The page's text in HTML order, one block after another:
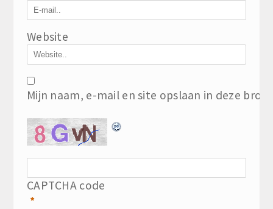
Website
Mijn naam, e-mail en site opslaan in deze
CAPTCHA code
*